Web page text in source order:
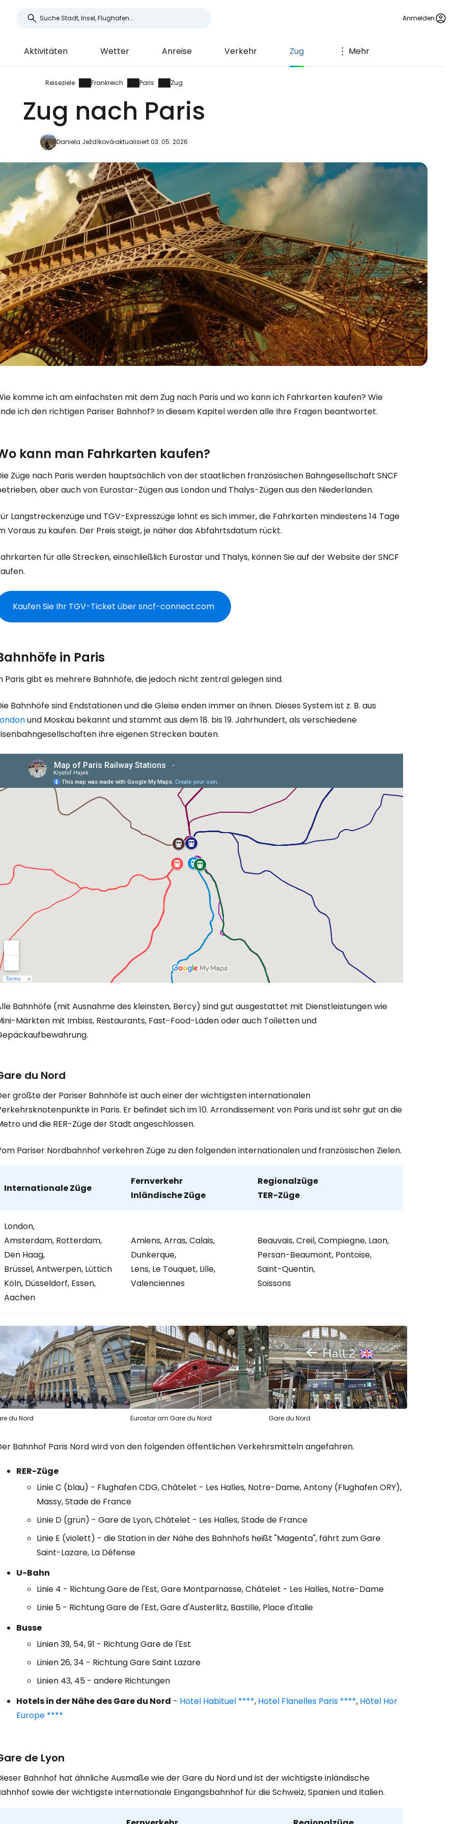
Anmelden
Aktivitäten Wetter Anreise Verkehr Zug Mehr
Reiseziele Frankreich Paris Zug
Zug nach Paris
Daniela Ježdíkováaktualisiert 03. 05. 2026
komme ich am einfachsten mit dem Zug nach Paris und wo kann ich Fahrkarten kaufen? Wie
ich den richtigen Pariser Bahnhof? In diesem Kapitel werden alle Ihre Fragen beantwortet.
kann man Fahrkarten kaufen?
Züge nach Paris werden hauptsächlich von der staatlichen französischen Bahngesellschaft SNCF
aber auch von Eurostar-Zügen aus London und Thalys-Zügen aus den Niederlanden.
Langstreckenzüge und TGV-Expresszüge lohnt es sich immer, die Fahrkarten mindestens 14 Tage
Voraus zu kaufen. Der Preis steigt, je näher das Abfahrtsdatum rückt.
für alle Strecken, einschließlich Eurostar und Thalys, können Sie auf der Website der SNCF
Kaufen Sie Ihr TGV-Ticket über sncf-connect.com
in Paris
Paris gibt es mehrere Bahnhöfe, die jedoch nicht zentral gelegen sind.
Bahnhöfe sind Endstationen und die Gleise enden immer an ihnen. Dieses System ist z. B. aus
und Moskau bekannt und stammt aus dem 18. bis 19. Jahrhundert, als verschiedene
ihre eigenen Strecken bauten.
Bahnhöfe (mit Ausnahme des kleinsten, Bercy) sind gut ausgestattet mit Dienstleistungen wie
Märkten mit Imbiss, Restaurants, Fast-Food-Läden oder auch Toiletten und
du Nord
größte der Pariser Bahnhöfe ist auch einer der wichtigsten internationalen
in Paris. Er befindet sich im 10. Arrondissement von Paris und ist sehr gut an die
und die RER-Züge der Stadt angeschlossen.
Pariser Nordbahnhof verkehren Züge zu den folgenden internationalen und französischen Zielen.
Internationale Züge
Fernverkehr
Inländische Züge
Regionalzüge
TER-Züge
London,
Amsterdam, Rotterdam,
Den Haag,
Brüssel, Antwerpen, Lüttich
Köln, Düsseldorf, Essen,
Aachen
Amiens, Arras, Calais,
Dunkerque,
Lens, Le Touquet, Lille,
Valenciennes
Beauvais, Creil, Compiegne, Laon,
Persan-Beaumont, Pontoise,
Saint-Quentin,
Soissons
du Nord Eurostar am Gare du Nord Gare du Nord
Bahnhof Paris Nord wird von den folgenden öffentlichen Verkehrsmitteln angefahren.
RER-Züge
Linie C (blau) - Flughafen CDG, Châtelet - Les Halles, Notre-Dame, Antony (Flughafen ORY),
Massy, Stade de France
Linie D (grün) - Gare de Lyon, Châtelet - Les Halles, Stade de France
Linie E (violett) - die Station in der Nähe des Bahnhofs heißt "Magenta", fährt zum Gare
Saint-Lazare, La Défense
U-Bahn
Linie 4 - Richtung Gare de l'Est, Gare Montparnasse, Châtelet - Les Halles, Notre-Dame
Linie 5 - Richtung Gare de l'Est, Gare d'Austerlitz, Bastille, Place d'Italie
Busse
Linien 39, 54, 91 - Richtung Gare de l'Est
Linien 26, 34 - Richtung Gare Saint Lazare
Linien 43, 45 - andere Richtungen
Hotels in der Nähe des Gare du Nord - Hotel Habituel ****, Hotel Flanelles Paris ****, Hôtel Hor
Europe ****
de Lyon
Bahnhof hat ähnliche Ausmaße wie der Gare du Nord und ist der wichtigste inländische
sowie der wichtigste internationale Eingangsbahnhof für die Schweiz, Spanien und Italien.
Anmeldung bei Cestee
... die weltweite Reise-Community
Weiter mit Google
Weiter mit E-Mail